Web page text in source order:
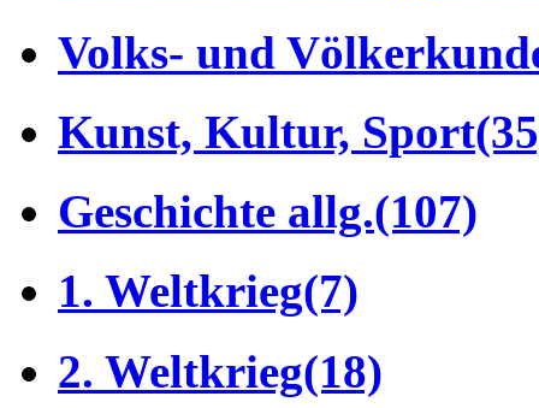
Volks- und
Kunst, Kultur, Sport
Geschichte allg.(107)
1. Weltkrieg(7)
2. Weltkrieg(18)